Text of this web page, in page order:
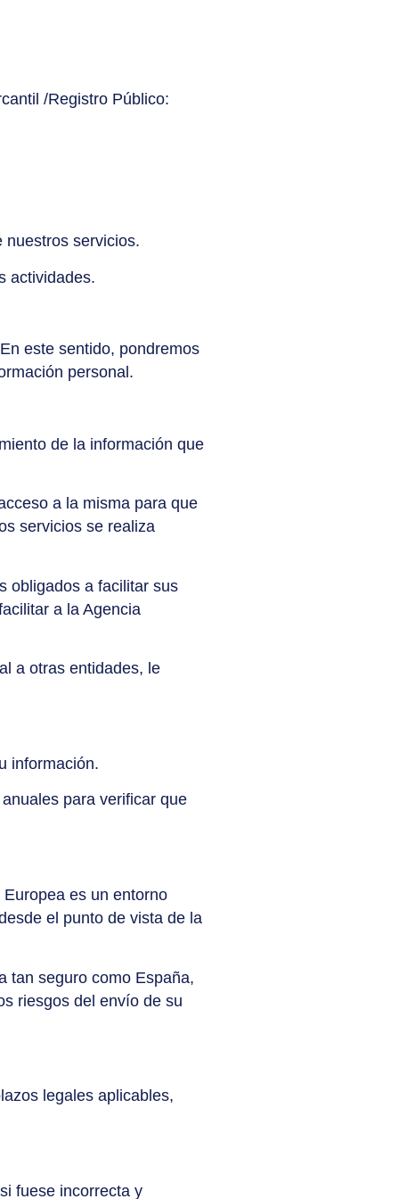
/Registro Público:
nuestros servicios.
actividades.
este sentido, pondremos
personal.
de la información que
a la misma para que
servicios se realiza
obligados a facilitar sus
a la Agencia
a otras entidades, le
información.
para verificar que
es un entorno
el punto de vista de la
tan seguro como España,
riesgos del envío de su
legales aplicables,
fuese incorrecta y